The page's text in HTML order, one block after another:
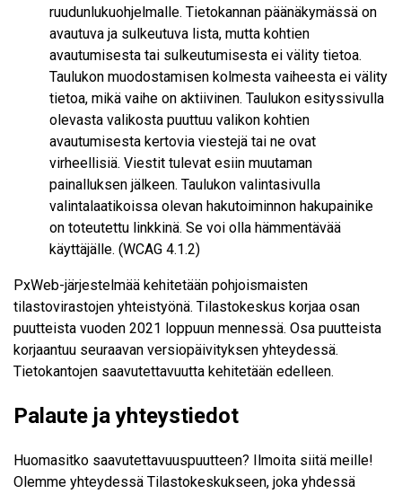
ruudunlukuohjelmalle. Tietokannan päänäkymässä on
avautuva ja sulkeutuva lista, mutta kohtien
avautumisesta tai sulkeutumisesta ei välity tietoa.
Taulukon muodostamisen kolmesta vaiheesta ei välity
tietoa, mikä vaihe on aktiivinen. Taulukon esityssivulla
olevasta valikosta puuttuu valikon kohtien
avautumisesta kertovia viestejä tai ne ovat
virheellisiä. Viestit tulevat esiin muutaman
painalluksen jälkeen. Taulukon valintasivulla
valintalaatikoissa olevan hakutoiminnon hakupainike
on toteutettu linkkinä. Se voi olla hämmentävää
käyttäjälle. (WCAG 4.1.2)
PxWeb-järjestelmää kehitetään pohjoismaisten
tilastovirastojen yhteistyönä. Tilastokeskus korjaa osan
puutteista vuoden 2021 loppuun mennessä. Osa puutteista
korjaantuu seuraavan versiopäivityksen yhteydessä.
Tietokantojen saavutettavuutta kehitetään edelleen.
Palaute ja yhteystiedot
Huomasitko saavutettavuuspuutteen? Ilmoita siitä meille!
Olemme yhteydessä Tilastokeskukseen, joka yhdessä